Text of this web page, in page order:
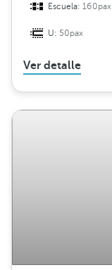
Escuela:160pax
U: 50pax
Ver detalle